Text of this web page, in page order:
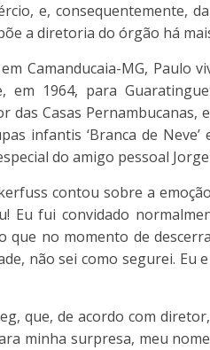
e, consequentemente,
a diretoria do órgão há
Camanducaia-MG,
em 1964, para
Casas
infantis ‘Branca de
do amigo pessoal
contou sobre a
fui convidado
no momento de
não sei como segurei.
que, de acordo com
minha surpresa, meu